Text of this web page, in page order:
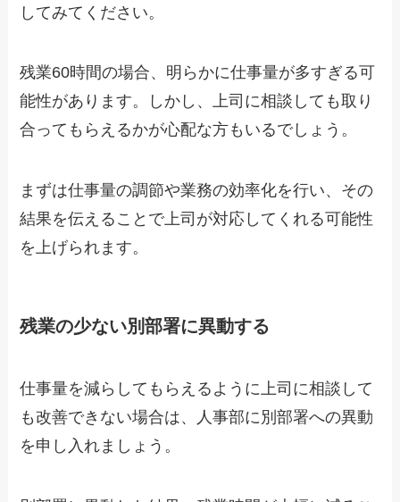
してみてください。
残業60時間の場合、明らかに仕事量が多すぎる可
能性があります。しかし、上司に相談しても取り
合ってもらえるかが心配な方もいるでしょう。
まずは仕事量の調節や業務の効率化を行い、その
結果を伝えることで上司が対応してくれる可能性
を上げられます。
残業の少ない別部署に異動する
仕事量を減らしてもらえるように上司に相談して
も改善できない場合は、人事部に別部署への異動
を申し入れましょう。